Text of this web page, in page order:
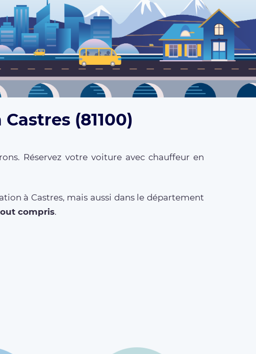
(81100)
Réservez votre voiture avec chauffeur en
à Castres, mais aussi dans le département
compris.